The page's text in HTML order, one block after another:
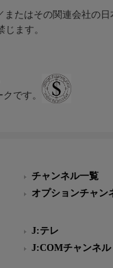
たはその関連会社の
ます。
です。
チャンネル一覧
オプションチャン
J:テレ
J:COMチャンネル